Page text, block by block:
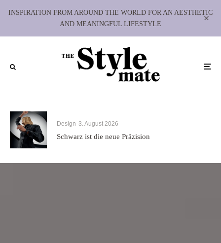
INSPIRATION FROM AROUND THE WORLD FOR AN AESTHETIC
AND MEANINGFUL LIFESTYLE
Design 3. August 2026
Schwarz ist die neue Präzision